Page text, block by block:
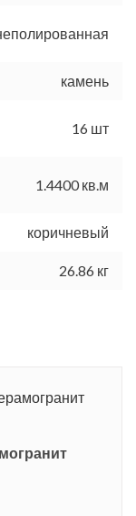
камень
16 шт
1.4400 кв.м
коричневый
26.86 кг